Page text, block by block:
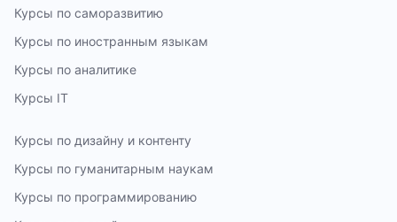
Курсы по саморазвитию
Курсы по иностранным языкам
Курсы по аналитике
Курсы IT
Курсы по дизайну и контенту
Курсы по гуманитарным наукам
Курсы по программированию